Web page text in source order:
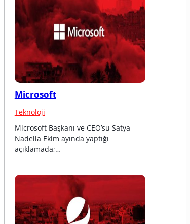
Microsoft
Teknoloji
Microsoft Başkanı ve CEO’su Satya
Nadella Ekim ayında yaptığı
açıklamada;…